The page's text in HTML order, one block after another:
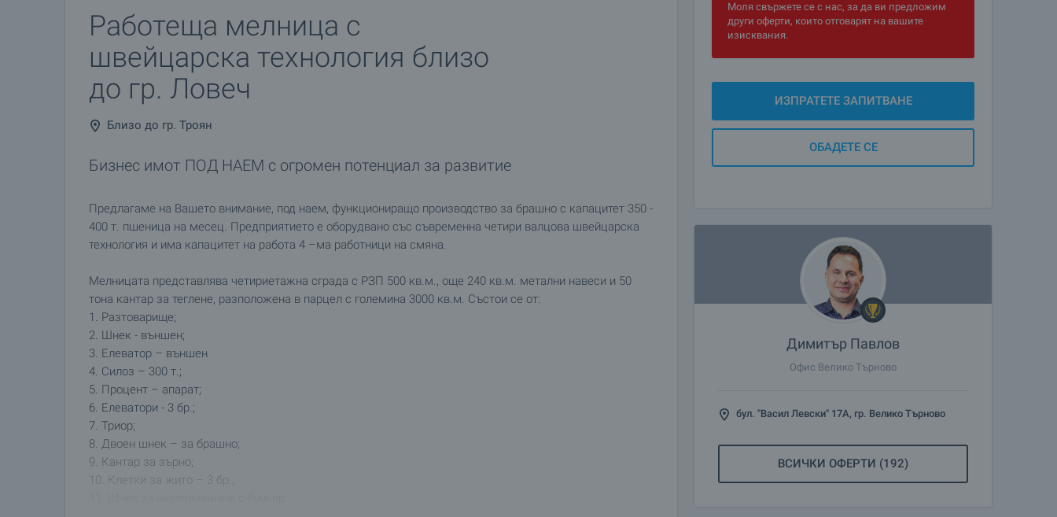
Работеща мелница с
швейцарска технология близо
до гр. Ловеч
Близо до гр. Троян
Бизнес имот ПОД НАЕМ с огромен потенциал за развитие
Предлагаме на Вашето внимание, под наем, функциониращо производство за брашно с капацитет 350 -
400 т. пшеница на месец. Предприятието е оборудвано със съвременна четири валцова швейцарска
технология и има капацитет на работа 4 –ма работници на смяна.
Мелницата представлява четириетажна сграда с РЗП 500 кв.м., още 240 кв.м. метални навеси и 50
тона кантар за теглене, разположена в парцел с големина 3000 кв.м. Състои се от:
1. Разтоварище;
2. Шнек - външен;
3. Елеватор – външен
4. Силоз – 300 т.;
5. Процент – апарат;
6. Елеватори - 3 бр.;
7. Триор;
8. Двоен шнек – за брашно;
9. Кантар за зърно;
10. Клетки за жито – 3 бр.;
Моля свържете се с нас, за да ви предложим
други оферти, които отговарят на вашите
изисквания.
ИЗПРАТЕТЕ ЗАПИТВАНЕ
ОБАДЕТЕ СЕ
Димитър Павлов
Офис Велико Търново
бул. "Васил Левски" 17А, гр. Велико Търново
ВСИЧКИ ОФЕРТИ (192)